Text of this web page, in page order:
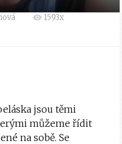
1593x
jsou těmi
můžeme řídit
na sobě. Se